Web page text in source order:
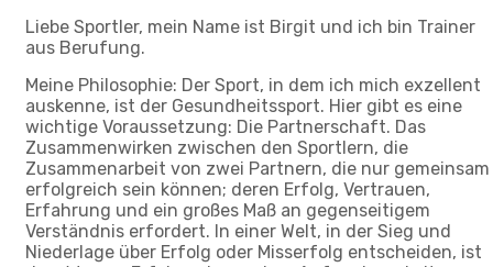
Liebe Sportler, mein Name ist Birgit und ich bin Trainer
aus Berufung.
Meine Philosophie: Der Sport, in dem ich mich exzellent
auskenne, ist der Gesundheitssport. Hier gibt es eine
wichtige Voraussetzung: Die Partnerschaft. Das
Zusammenwirken zwischen den Sportlern, die
Zusammenarbeit von zwei Partnern, die nur gemeinsam
erfolgreich sein können; deren Erfolg, Vertrauen,
Erfahrung und ein großes Maß an gegenseitigem
Verständnis erfordert. In einer Welt, in der Sieg und
Niederlage über Erfolg oder Misserfolg entscheiden, ist